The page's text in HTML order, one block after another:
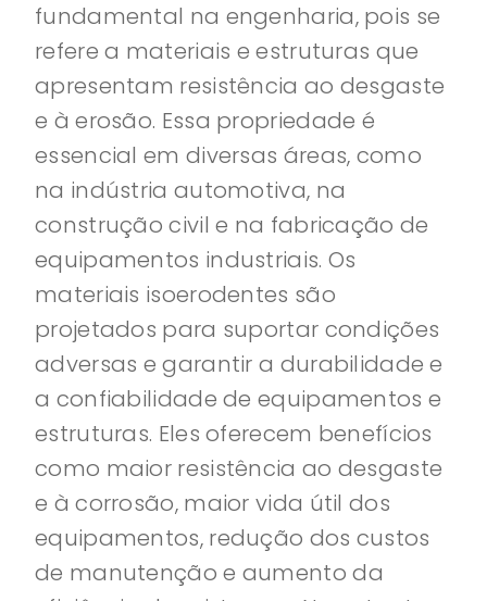
fundamental na engenharia, pois se
refere a materiais e estruturas que
apresentam resistência ao desgaste
e à erosão. Essa propriedade é
essencial em diversas áreas, como
na indústria automotiva, na
construção civil e na fabricação de
equipamentos industriais. Os
materiais isoerodentes são
projetados para suportar condições
adversas e garantir a durabilidade e
a confiabilidade de equipamentos e
estruturas. Eles oferecem benefícios
como maior resistência ao desgaste
e à corrosão, maior vida útil dos
equipamentos, redução dos custos
de manutenção e aumento da